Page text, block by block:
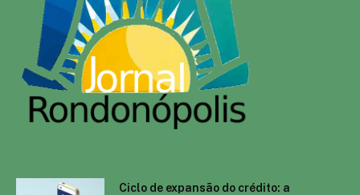
Ciclo de expansão do crédito: a